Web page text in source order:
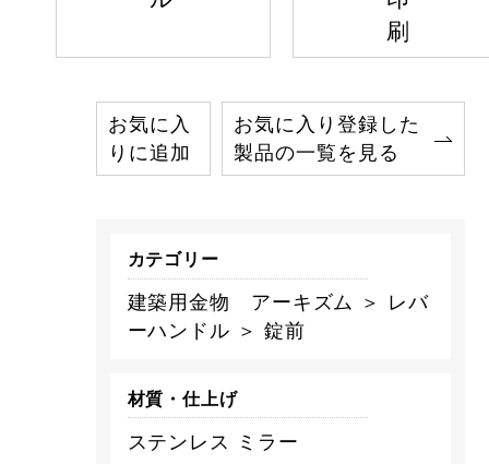
刷
お気に入
りに追加
お気に入り登録した
製品の一覧を見る
カテゴリー
建築用金物 アーキズム ＞ レバ
ーハンドル ＞ 錠前
材質・仕上げ
ステンレス ミラー